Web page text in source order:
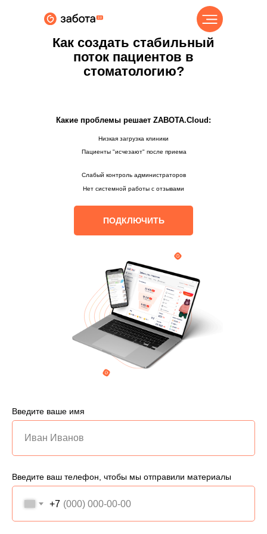
Как создать стабильный
поток пациентов в
стоматологию?
ПОДКЛЮЧИТЬ
Какие проблемы решает ZABOTA.Cloud:
Низкая загрузка клиники
Нет системной работы с отзывами
Слабый контроль администраторов
Пациенты "исчезают" после приема
Введите ваше имя
Введите ваш телефон, чтобы мы отправили материалы
+7